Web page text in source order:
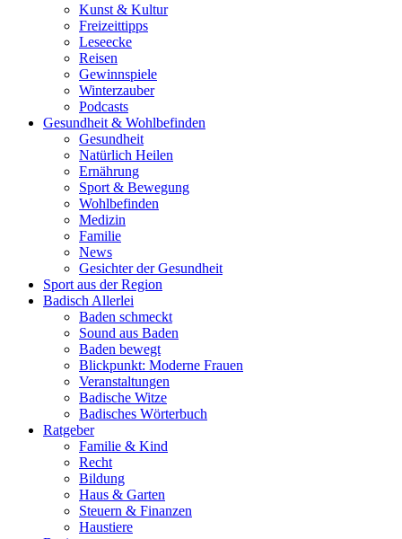
Kunst & Kultur
Freizeittipps
Leseecke
Reisen
Gewinnspiele
Winterzauber
Podcasts
Gesundheit & Wohlbefinden
Gesundheit
Natürlich Heilen
Ernährung
Sport & Bewegung
Wohlbefinden
Medizin
Familie
News
Gesichter der Gesundheit
Sport aus der Region
Badisch Allerlei
Baden schmeckt
Sound aus Baden
Baden bewegt
Blickpunkt: Moderne Frauen
Veranstaltungen
Badische Witze
Badisches Wörterbuch
Ratgeber
Familie & Kind
Recht
Bildung
Haus & Garten
Steuern & Finanzen
Haustiere